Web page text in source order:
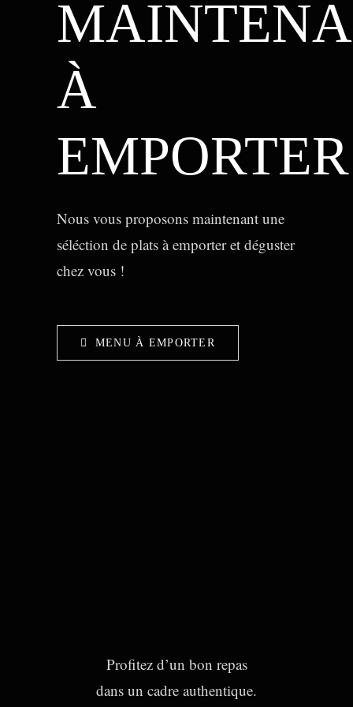
À
EMPORTER
Nous vous proposons maintenant une
séléction de plats à emporter et déguster
chez vous !
MENU À EMPORTER
Profitez d’un bon repas
dans un cadre authentique.